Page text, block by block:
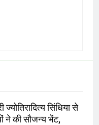
सिंधिया से
ने की सौजन्य भेंट,